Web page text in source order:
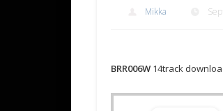
Mikka
BRR006W14track